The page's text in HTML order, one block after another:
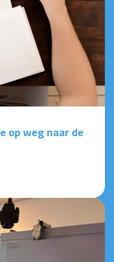
op weg naar de